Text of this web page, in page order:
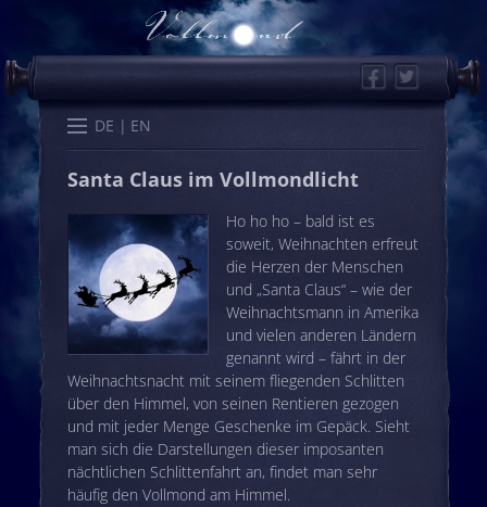
FacebookTwitter
DE EN
Start Kalender Karten
Santa Claus im Vollmondlicht
Ho ho ho – bald ist es
soweit, Weihnachten erfreut
die Herzen der Menschen
und „Santa Claus“ – wie der
Weihnachtsmann in Amerika
und vielen anderen Ländern
genannt wird – fährt in der
Weihnachtsnacht mit seinem fliegenden Schlitten
über den Himmel, von seinen Rentieren gezogen
und mit jeder Menge Geschenke im Gepäck. Sieht
man sich die Darstellungen dieser imposanten
nächtlichen Schlittenfahrt an, findet man sehr
häufig den Vollmond am Himmel.